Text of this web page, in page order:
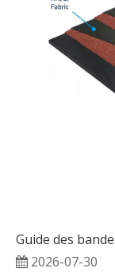
2026-07-30